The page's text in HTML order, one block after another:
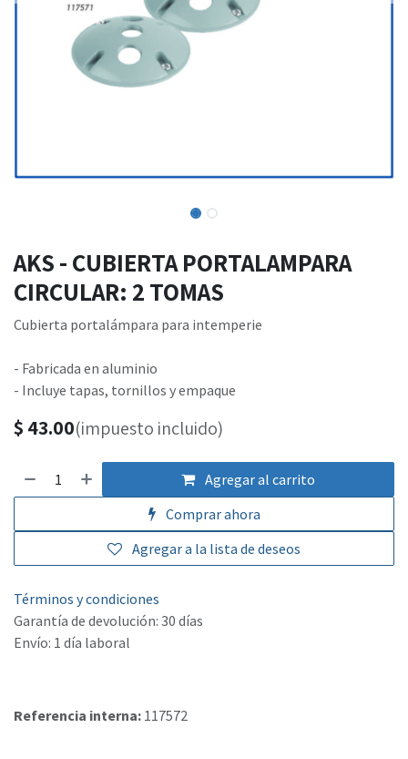
AKS - CUBIERTA PORTALAMPARA
CIRCULAR: 2 TOMAS
Cubierta portalámpara para intemperie
- Fabricada en aluminio
- Incluye tapas, tornillos y empaque
$ 43.00(impuesto incluido)
Agregar al carrito
Comprar ahora
Agregar a la lista de deseos
Términos y condiciones
Garantía de devolución: 30 días
Envío: 1 día laboral
Referencia interna: 117572